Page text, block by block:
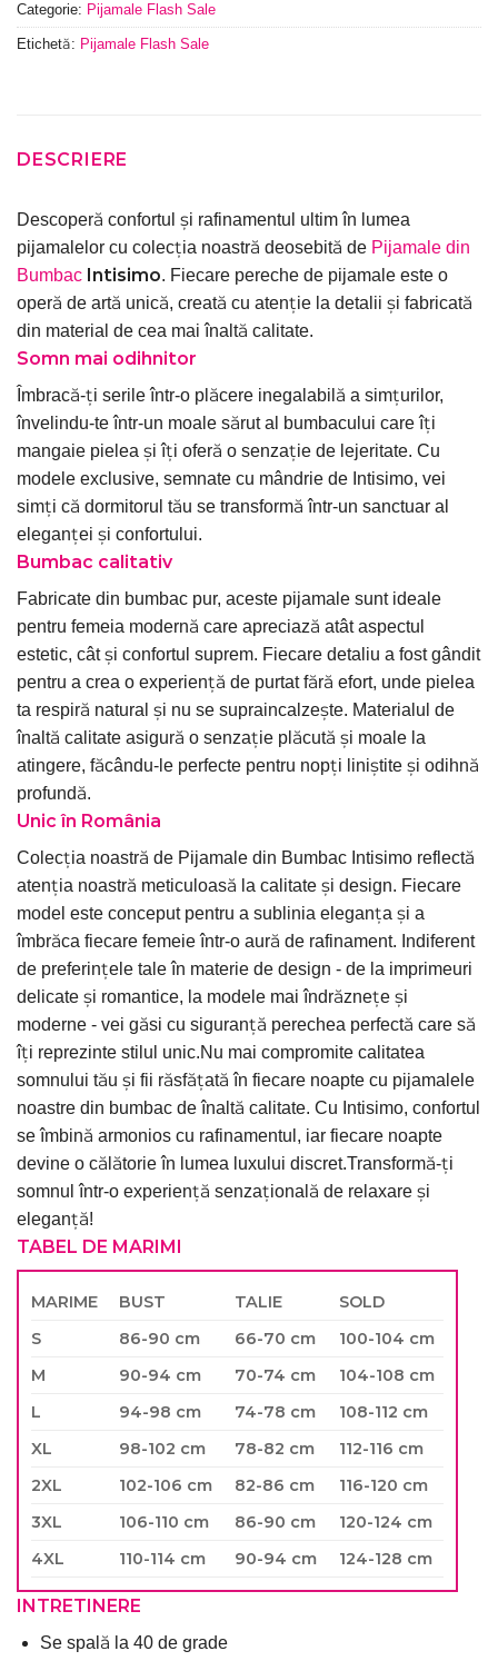
Categorie: Pijamale Flash Sale
Etichetă: Pijamale Flash Sale
DESCRIERE
Descoperă confortul și rafinamentul ultim în lumea
pijamalelor cu colecția noastră deosebită de Pijamale din
Bumbac Intisimo. Fiecare pereche de pijamale este o
operă de artă unică, creată cu atenție la detalii și fabricată
din material de cea mai înaltă calitate.
Somn mai odihnitor
Îmbracă-ți serile într-o plăcere inegalabilă a simțurilor,
învelindu-te într-un moale sărut al bumbacului care îți
mangaie pielea și îți oferă o senzație de lejeritate. Cu
modele exclusive, semnate cu mândrie de Intisimo, vei
simți că dormitorul tău se transformă într-un sanctuar al
eleganței și confortului.
Bumbac calitativ
Fabricate din bumbac pur, aceste pijamale sunt ideale
pentru femeia modernă care apreciază atât aspectul
estetic, cât și confortul suprem. Fiecare detaliu a fost gândit
pentru a crea o experiență de purtat fără efort, unde pielea
ta respiră natural și nu se supraincalzește. Materialul de
înaltă calitate asigură o senzație plăcută și moale la
atingere, făcându-le perfecte pentru nopți liniștite și odihnă
profundă.
Unic în România
Colecția noastră de Pijamale din Bumbac Intisimo reflectă
atenția noastră meticuloasă la calitate și design. Fiecare
model este conceput pentru a sublinia eleganța și a
îmbrăca fiecare femeie într-o aură de rafinament. Indiferent
de preferințele tale în materie de design - de la imprimeuri
delicate și romantice, la modele mai îndrăznețe și
moderne - vei găsi cu siguranță perechea perfectă care să
îți reprezinte stilul unic.Nu mai compromite calitatea
somnului tău și fii răsfățată în fiecare noapte cu pijamalele
noastre din bumbac de înaltă calitate. Cu Intisimo, confortul
se îmbină armonios cu rafinamentul, iar fiecare noapte
devine o călătorie în lumea luxului discret.Transformă-ți
somnul într-o experiență senzațională de relaxare și
eleganță!
TABEL DE MARIMI
MARIME BUST TALIE
SOLD
S
86-90 cm 66-70 cm
100-104 cm
M
90-94 cm 70-74 cm
104-108 cm
L
94-98 cm 74-78 cm
108-112 cm
XL
98-102 cm 78-82 cm
112-116 cm
2XL
102-106 cm 82-86 cm
116-120 cm
3XL
106-110 cm 86-90 cm
120-124 cm
4XL
110-114 cm 90-94 cm 124-128 cm
INTRETINERE
Se spală la 40 de grade